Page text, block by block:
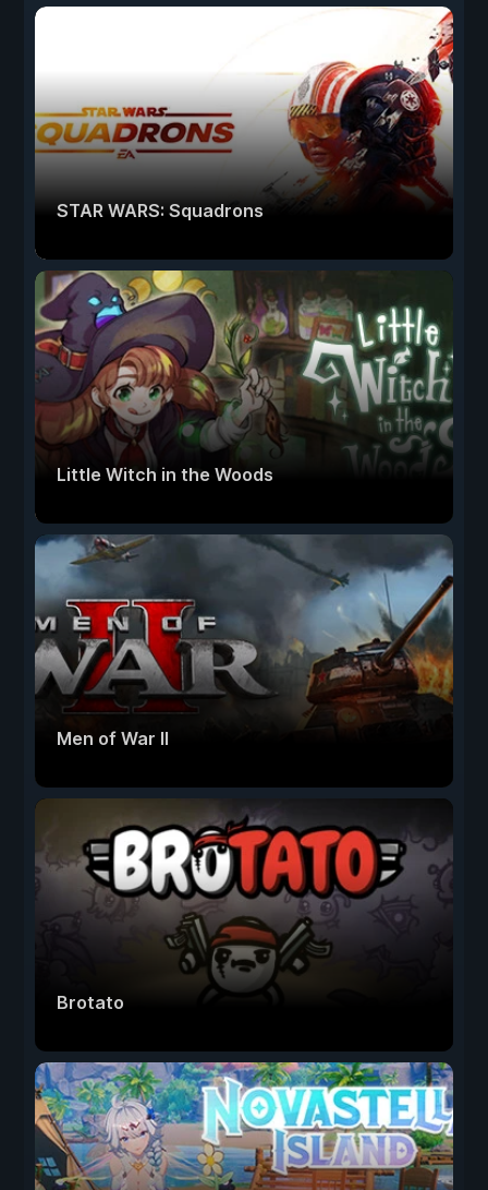
STAR WARS: Squadrons
Little Witch in the Woods
Men of War II
Brotato